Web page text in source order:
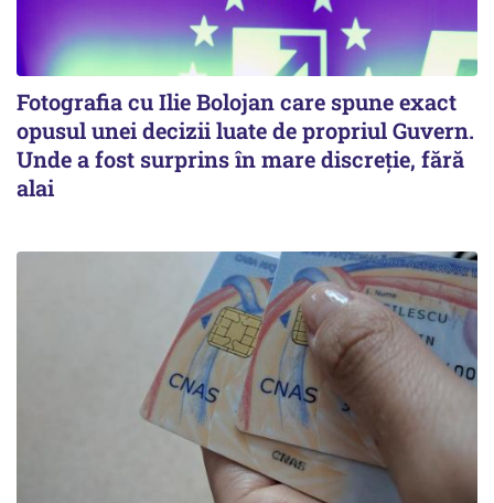
Fotografia cu Ilie Bolojan care spune exact
opusul unei decizii luate de propriul Guvern.
Unde a fost surprins în mare discreție, fără
alai